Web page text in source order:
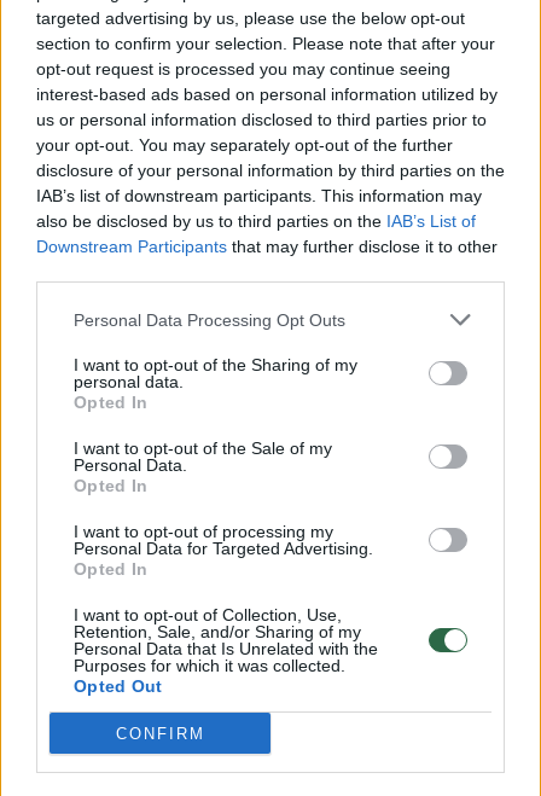
targeted advertising by us, please use the below opt-out
section to confirm your selection. Please note that after your
opt-out request is processed you may continue seeing
interest-based ads based on personal information utilized by
us or personal information disclosed to third parties prior to
your opt-out. You may separately opt-out of the further
disclosure of your personal information by third parties on the
IAB’s list of downstream participants. This information may
also be disclosed by us to third parties on the IAB’s List of
Downstream Participants that may further disclose it to other
Personal Data Processing Opt Outs
I want to opt-out of the Sharing of my
personal data.
Opted In
I want to opt-out of the Sale of my
Personal Data.
Opted In
I want to opt-out of processing my
Personal Data for Targeted Advertising.
Opted In
I want to opt-out of Collection, Use,
Retention, Sale, and/or Sharing of my
Personal Data that Is Unrelated with the
Purposes for which it was collected.
Opted Out
CONFIRM
Daugiau nuotraukų (2)
Skaistė Poškevičienė
Pranešimo spaudai nuotr.
Skaistė Poškevičienė pabrėžia, kad svarbu
dantenų, kurios ne tik kraujuoja, bet ir
pūliuoja. Taip pat būtina laiku pastebėti
tokius pakitimus kaip tarpus tarp dantų,
pakitusią jų padėtį, atsiradusį jų paslankumą
arba kai dantys vizualiai pailgėja, keičiasi
dantenų forma.
Kiekvienas pacientas ir jo ligos atvejis yra
individualus, todėl jau pirmojo apsilankymo
klinikoje metu gydytojas periodontologas
kruopščiai išanalizuoja paciento burnos